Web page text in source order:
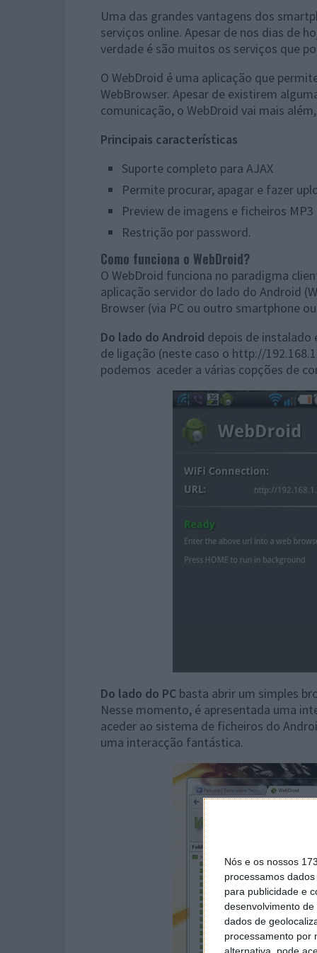
Nós e os nossos
processamos
para publicidade e
desenvolvimento de
dados de
processamento por
Uma das grandes vantagens dos
serviços online. Apesar de nos dias de
verdade é são muitos os serviços que
O WebDroid é uma aplicação que
WebBrowser. Apesar de existirem
comunicação, o WebDroid vai mais
Principais características
Suporte completo para AJAX
Permite procurar, apagar e fazer
Preview de imagens e ficheiros MP3
Restrição por password.
Como funciona o WebDroid?
O WebDroid funciona no paradigma
aplicação servidor do lado do Android
Browser (via PC ou outro smartphone
Do lado do Android depois de instalado
de ligação (neste caso o http://
podemos aceder a várias copções de
Do lado do PC basta abrir um simples
Nesse momento, é apresentada uma
aceder ao sistema de ficheiros do
uma interacção fantástica.